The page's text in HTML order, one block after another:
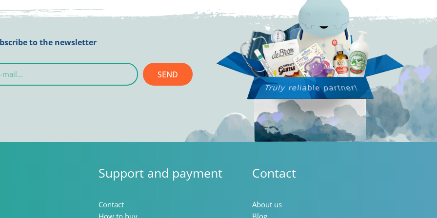
to the newsletter
SEND
Support and payment
Contact
Contact
About us